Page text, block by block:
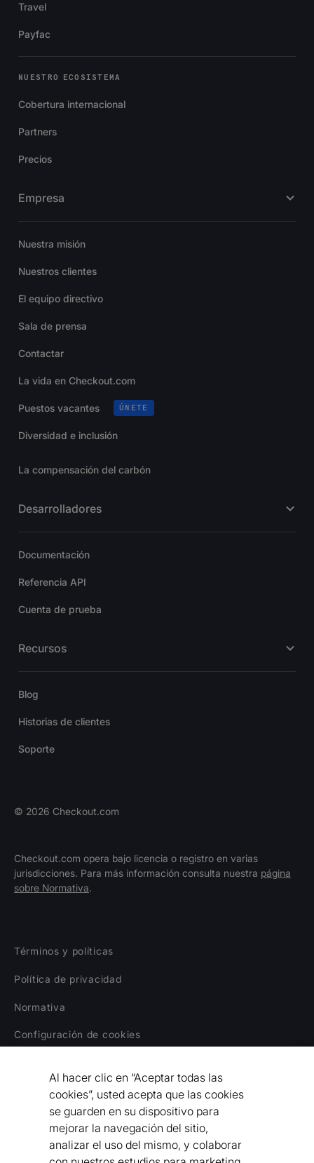
Travel
Payfac
NUESTRO ECOSISTEMA
Cobertura internacional
Partners
Precios
Empresa
Nuestra misión
Nuestros clientes
El equipo directivo
Sala de prensa
Contactar
La vida en Checkout.com
Puestos vacantes ÚNETE
Diversidad e inclusión
La compensación del carbón
Desarrolladores
Documentación
Referencia API
Cuenta de prueba
Recursos
Blog
Historias de clientes
Soporte
© 2026 Checkout.com
Checkout.com opera bajo licencia o registro en varias
jurisdicciones. Para más información consulta nuestra página
sobre Normativa.
Términos y políticas
Política de privacidad
Normativa
Configuración de cookies
Declaración sobre la Esclavitud Moderna
Código de Conducta para Proveedores
Declaración de Accesibilidad
Al hacer clic en “Aceptar todas las
cookies”, usted acepta que las cookies
se guarden en su dispositivo para
mejorar la navegación del sitio,
analizar el uso del mismo, y colaborar